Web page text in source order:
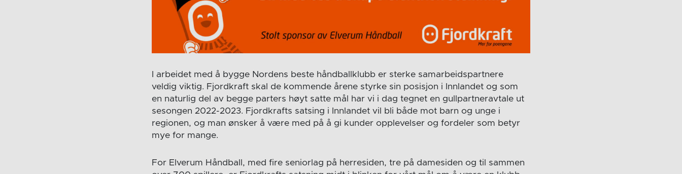
I arbeidet med å bygge Nordens beste håndballklubb er sterke samarbeidspartnere
veldig viktig. Fjordkraft skal de kommende årene styrke sin posisjon i Innlandet og som
en naturlig del av begge parters høyt satte mål har vi i dag tegnet en gullpartneravtale ut
sesongen 2022-2023. Fjordkrafts satsing i Innlandet vil bli både mot barn og unge i
regionen, og man ønsker å være med på å gi kunder opplevelser og fordeler som betyr
mye for mange.
For Elverum Håndball, med fire seniorlag på herresiden, tre på damesiden og til sammen